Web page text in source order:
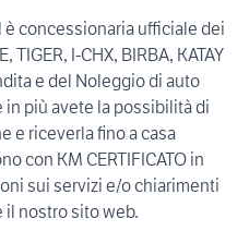
è concessionaria ufficiale dei
TIGER, I-CHX, BIRBA, KATAY
e del Noleggio di auto
in più avete la possibilità di
e riceverla fino a casa
con KM CERTIFICATO in
sui servizi e/o chiarimenti
il nostro sito web.